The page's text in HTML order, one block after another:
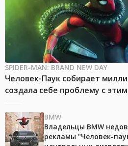
SPIDER-MAN: BRAND NEW DAY
Человек-Паук собирает
создала себе проблему с
BMW
Владельцы BMW
рекламы "Человек-